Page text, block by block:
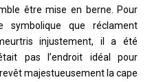
être mise en berne. Pour
symbolique que réclament
injustement, il a été
pas l’endroit idéal pour
majestueusement la cape